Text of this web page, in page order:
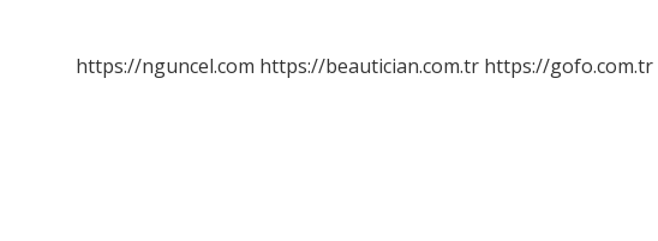
https://nguncel.com https://beautician.com.tr https://gofo.com.tr